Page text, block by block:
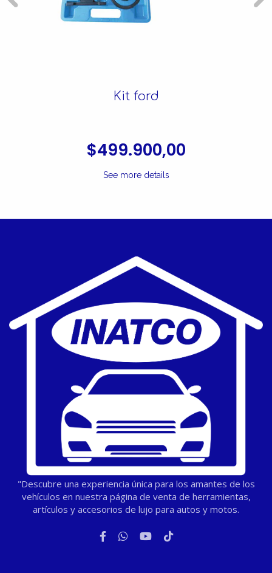
Kit ford
$499.900,00
See more details
"Descubre una experiencia única para los amantes de los
vehículos en nuestra página de venta de herramientas,
artículos y accesorios de lujo para autos y motos.